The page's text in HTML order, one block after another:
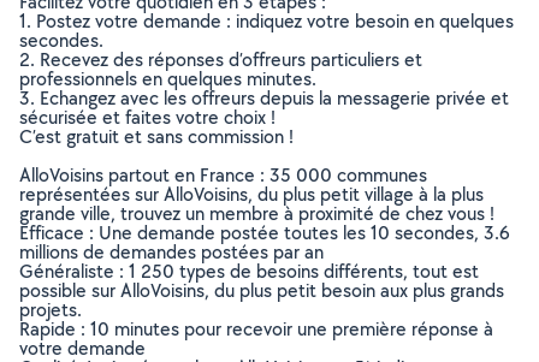
1. Postez votre demande : indiquez votre besoin en quelques
secondes.
2. Recevez des réponses d’offreurs particuliers et
professionnels en quelques minutes.
3. Echangez avec les offreurs depuis la messagerie privée et
sécurisée et faites votre choix !
C’est gratuit et sans commission !
AlloVoisins partout en France : 35 000 communes
représentées sur AlloVoisins, du plus petit village à la plus
grande ville, trouvez un membre à proximité de chez vous !
Efficace : Une demande postée toutes les 10 secondes, 3.6
millions de demandes postées par an
Généraliste : 1 250 types de besoins différents, tout est
possible sur AlloVoisins, du plus petit besoin aux plus grands
projets.
Rapide : 10 minutes pour recevoir une première réponse à
votre demande